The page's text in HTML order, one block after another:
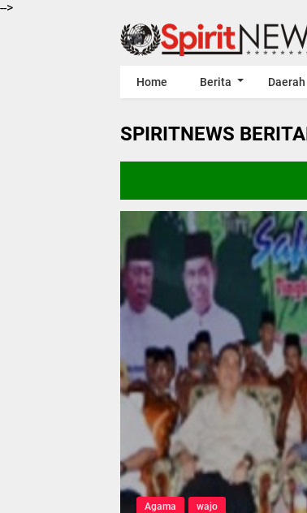
-->
Home Berita Daerah
SPIRITNEWS
Agama wajo